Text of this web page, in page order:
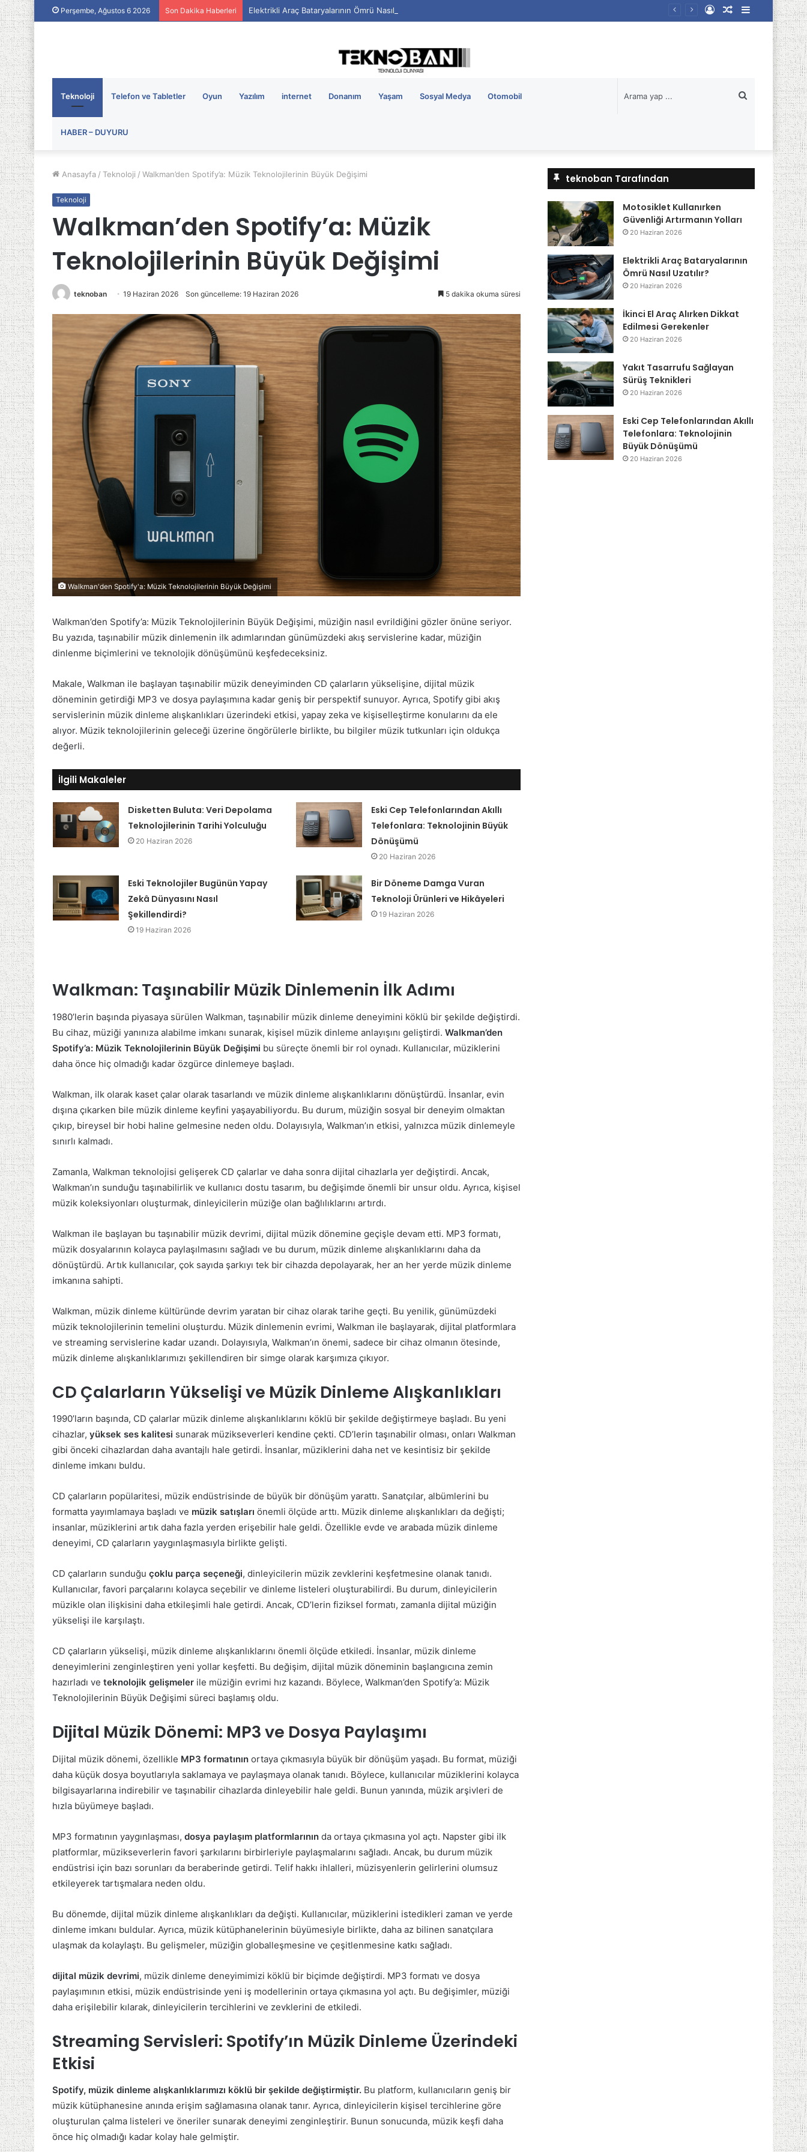
Perşembe, Ağustos 6 2026 Son Dakika Haberleri Elektrikli Araç Bataryalarının Ömrü Nasıl Uzatılır?
Kenar
Bölmesi
Rastgele
Kayıt
Teknoloji Telefon ve Tabletler Oyun Yazılım internet Donanım Yaşam Sosyal Medya Otomobil
HABER – DUYURU
...
Anasayfa / Teknoloji / Walkman’den Spotify’a: Müzik Teknolojilerinin Büyük Değişimi
Teknoloji
Walkman’den Spotify’a: Müzik
Teknolojilerinin Büyük Değişimi
teknoban 19 Haziran 2026 Son güncelleme: 19 Haziran 2026 5 dakika okuma süresi
Walkman'den Spotify'a: Müzik Teknolojilerinin Büyük Değişimi
Walkman’den Spotify’a: Müzik Teknolojilerinin Büyük Değişimi, müziğin nasıl evrildiğini gözler önüne seriyor.
Bu yazıda, taşınabilir müzik dinlemenin ilk adımlarından günümüzdeki akış servislerine kadar, müziğin
dinlenme biçimlerini ve teknolojik dönüşümünü keşfedeceksiniz.
Makale, Walkman ile başlayan taşınabilir müzik deneyiminden CD çalarların yükselişine, dijital müzik
döneminin getirdiği MP3 ve dosya paylaşımına kadar geniş bir perspektif sunuyor. Ayrıca, Spotify gibi akış
servislerinin müzik dinleme alışkanlıkları üzerindeki etkisi, yapay zeka ve kişiselleştirme konularını da ele
alıyor. Müzik teknolojilerinin geleceği üzerine öngörülerle birlikte, bu bilgiler müzik tutkunları için oldukça
değerli.
İlgili Makaleler
Disketten Buluta: Veri Depolama
Teknolojilerinin Tarihi Yolculuğu
20 Haziran 2026
Eski Cep Telefonlarından Akıllı
Telefonlara: Teknolojinin Büyük
Dönüşümü
20 Haziran 2026
Eski Teknolojiler Bugünün Yapay
Zekâ Dünyasını Nasıl
Şekillendirdi?
19 Haziran 2026
Bir Döneme Damga Vuran
Teknoloji Ürünleri ve Hikâyeleri
19 Haziran 2026
Walkman: Taşınabilir Müzik Dinlemenin İlk Adımı
1980’lerin başında piyasaya sürülen Walkman, taşınabilir müzik dinleme deneyimini köklü bir şekilde değiştirdi.
Bu cihaz, müziği yanınıza alabilme imkanı sunarak, kişisel müzik dinleme anlayışını geliştirdi. Walkman’den
Spotify’a: Müzik Teknolojilerinin Büyük Değişimi bu süreçte önemli bir rol oynadı. Kullanıcılar, müziklerini
daha önce hiç olmadığı kadar özgürce dinlemeye başladı.
Walkman, ilk olarak kaset çalar olarak tasarlandı ve müzik dinleme alışkanlıklarını dönüştürdü. İnsanlar, evin
dışına çıkarken bile müzik dinleme keyfini yaşayabiliyordu. Bu durum, müziğin sosyal bir deneyim olmaktan
çıkıp, bireysel bir hobi haline gelmesine neden oldu. Dolayısıyla, Walkman’ın etkisi, yalnızca müzik dinlemeyle
sınırlı kalmadı.
Zamanla, Walkman teknolojisi gelişerek CD çalarlar ve daha sonra dijital cihazlarla yer değiştirdi. Ancak,
Walkman’ın sunduğu taşınabilirlik ve kullanıcı dostu tasarım, bu değişimde önemli bir unsur oldu. Ayrıca, kişisel
müzik koleksiyonları oluşturmak, dinleyicilerin müziğe olan bağlılıklarını artırdı.
Walkman ile başlayan bu taşınabilir müzik devrimi, dijital müzik dönemine geçişle devam etti. MP3 formatı,
müzik dosyalarının kolayca paylaşılmasını sağladı ve bu durum, müzik dinleme alışkanlıklarını daha da
dönüştürdü. Artık kullanıcılar, çok sayıda şarkıyı tek bir cihazda depolayarak, her an her yerde müzik dinleme
imkanına sahipti.
Walkman, müzik dinleme kültüründe devrim yaratan bir cihaz olarak tarihe geçti. Bu yenilik, günümüzdeki
müzik teknolojilerinin temelini oluşturdu. Müzik dinlemenin evrimi, Walkman ile başlayarak, dijital platformlara
ve streaming servislerine kadar uzandı. Dolayısıyla, Walkman’ın önemi, sadece bir cihaz olmanın ötesinde,
müzik dinleme alışkanlıklarımızı şekillendiren bir simge olarak karşımıza çıkıyor.
CD Çalarların Yükselişi ve Müzik Dinleme Alışkanlıkları
1990’ların başında, CD çalarlar müzik dinleme alışkanlıklarını köklü bir şekilde değiştirmeye başladı. Bu yeni
cihazlar, yüksek ses kalitesi sunarak müzikseverleri kendine çekti. CD’lerin taşınabilir olması, onları Walkman
gibi önceki cihazlardan daha avantajlı hale getirdi. İnsanlar, müziklerini daha net ve kesintisiz bir şekilde
dinleme imkanı buldu.
CD çalarların popülaritesi, müzik endüstrisinde de büyük bir dönüşüm yarattı. Sanatçılar, albümlerini bu
formatta yayımlamaya başladı ve müzik satışları önemli ölçüde arttı. Müzik dinleme alışkanlıkları da değişti;
insanlar, müziklerini artık daha fazla yerden erişebilir hale geldi. Özellikle evde ve arabada müzik dinleme
deneyimi, CD çalarların yaygınlaşmasıyla birlikte gelişti.
CD çalarların sunduğu çoklu parça seçeneği, dinleyicilerin müzik zevklerini keşfetmesine olanak tanıdı.
Kullanıcılar, favori parçalarını kolayca seçebilir ve dinleme listeleri oluşturabilirdi. Bu durum, dinleyicilerin
müzikle olan ilişkisini daha etkileşimli hale getirdi. Ancak, CD’lerin fiziksel formatı, zamanla dijital müziğin
yükselişi ile karşılaştı.
CD çalarların yükselişi, müzik dinleme alışkanlıklarını önemli ölçüde etkiledi. İnsanlar, müzik dinleme
deneyimlerini zenginleştiren yeni yollar keşfetti. Bu değişim, dijital müzik döneminin başlangıcına zemin
hazırladı ve teknolojik gelişmeler ile müziğin evrimi hız kazandı. Böylece, Walkman’den Spotify’a: Müzik
Teknolojilerinin Büyük Değişimi süreci başlamış oldu.
Dijital Müzik Dönemi: MP3 ve Dosya Paylaşımı
Dijital müzik dönemi, özellikle MP3 formatının ortaya çıkmasıyla büyük bir dönüşüm yaşadı. Bu format, müziği
daha küçük dosya boyutlarıyla saklamaya ve paylaşmaya olanak tanıdı. Böylece, kullanıcılar müziklerini kolayca
bilgisayarlarına indirebilir ve taşınabilir cihazlarda dinleyebilir hale geldi. Bunun yanında, müzik arşivleri de
hızla büyümeye başladı.
MP3 formatının yaygınlaşması, dosya paylaşım platformlarının da ortaya çıkmasına yol açtı. Napster gibi ilk
platformlar, müzikseverlerin favori şarkılarını birbirleriyle paylaşmalarını sağladı. Ancak, bu durum müzik
endüstrisi için bazı sorunları da beraberinde getirdi. Telif hakkı ihlalleri, müzisyenlerin gelirlerini olumsuz
etkileyerek tartışmalara neden oldu.
Bu dönemde, dijital müzik dinleme alışkanlıkları da değişti. Kullanıcılar, müziklerini istedikleri zaman ve yerde
dinleme imkanı buldular. Ayrıca, müzik kütüphanelerinin büyümesiyle birlikte, daha az bilinen sanatçılara
ulaşmak da kolaylaştı. Bu gelişmeler, müziğin globalleşmesine ve çeşitlenmesine katkı sağladı.
dijital müzik devrimi, müzik dinleme deneyimimizi köklü bir biçimde değiştirdi. MP3 formatı ve dosya
paylaşımının etkisi, müzik endüstrisinde yeni iş modellerinin ortaya çıkmasına yol açtı. Bu değişimler, müziği
daha erişilebilir kılarak, dinleyicilerin tercihlerini ve zevklerini de etkiledi.
Streaming Servisleri: Spotify’ın Müzik Dinleme Üzerindeki
Etkisi
Spotify, müzik dinleme alışkanlıklarımızı köklü bir şekilde değiştirmiştir. Bu platform, kullanıcıların geniş bir
müzik kütüphanesine anında erişim sağlamasına olanak tanır. Ayrıca, dinleyicilerin kişisel tercihlerine göre
oluşturulan çalma listeleri ve öneriler sunarak deneyimi zenginleştirir. Bunun sonucunda, müzik keşfi daha
önce hiç olmadığı kadar kolay hale gelmiştir.
teknoban Tarafından
Motosiklet Kullanırken
Güvenliği Artırmanın Yolları
20 Haziran 2026
Elektrikli Araç Bataryalarının
Ömrü Nasıl Uzatılır?
20 Haziran 2026
İkinci El Araç Alırken Dikkat
Edilmesi Gerekenler
20 Haziran 2026
Yakıt Tasarrufu Sağlayan
Sürüş Teknikleri
20 Haziran 2026
Eski Cep Telefonlarından Akıllı
Telefonlara: Teknolojinin
Büyük Dönüşümü
20 Haziran 2026